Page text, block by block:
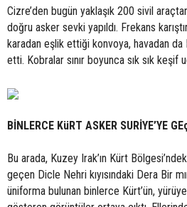
Cizre’den bugün yaklaşık 200 sivil
doğru asker sevki yapıldı. Frekans
karadan eşlik ettiği konvoya, havadan
etti. Kobralar sınır boyunca sık sık keşif
BİNLERCE KüRT ASKER SURİYE’YE
Bu arada, Kuzey Irak’ın Kürt
geçen Dicle Nehri kıyısındaki Dera Bir
üniforma bulunan binlerce Kürt’ün,